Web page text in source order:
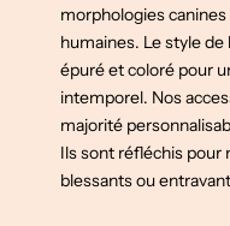
morphologies
humaines. Le style de
épuré et coloré pour
intemporel. Nos
majorité
Ils sont réfléchis pour
blessants ou